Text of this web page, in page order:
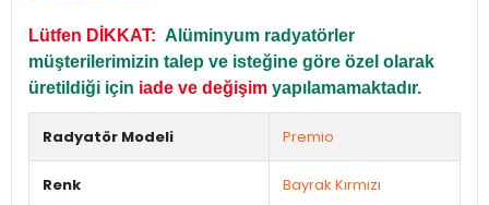
Lütfen DİKKAT: Alüminyum radyatörler
müşterilerimizin talep ve isteğine göre özel olarak
üretildiği için iade ve değişim yapılamamaktadır.
Radyatör Modeli Premio
Renk Bayrak Kırmızı